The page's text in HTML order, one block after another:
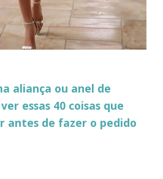
aliança ou anel de
essas 40 coisas que
antes de fazer o pedido